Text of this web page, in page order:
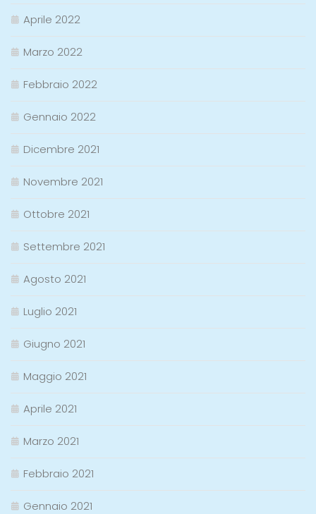
Aprile 2022
Marzo 2022
Febbraio 2022
Gennaio 2022
Dicembre 2021
Novembre 2021
Ottobre 2021
Settembre 2021
Agosto 2021
Luglio 2021
Giugno 2021
Maggio 2021
Aprile 2021
Marzo 2021
Febbraio 2021
Gennaio 2021